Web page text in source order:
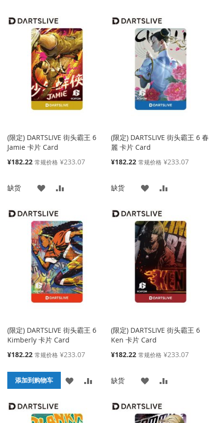
收
藏
夹
到
收
藏
夹
并
比
较
(限定) DARTSLIVE 街头霸王 6
Jamie 卡片 Card
特
格
¥182.22 常规价格 ¥233.07
缺货
添
到
收
藏
夹
并
比
较
(限定) DARTSLIVE 街头霸王 6 春
麗 卡片 Card
特
格
¥182.22 常规价格 ¥233.07
缺货
添
到
收
藏
夹
并
比
较
(限定) DARTSLIVE 街头霸王 6
Kimberly 卡片 Card
特
价
¥182.22 常规价格 ¥233.07
添加到购物车
添
到
(限定) DARTSLIVE 街头霸王 6
Ken 卡片 Card
特
格
¥182.22 常规价格 ¥233.07
缺货
添
到
并